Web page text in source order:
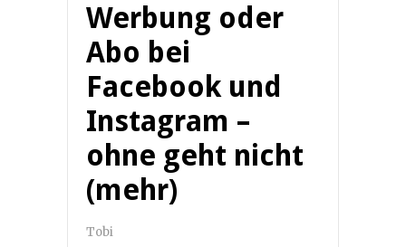
Werbung oder
Abo bei
Facebook und
Instagram –
ohne geht nicht
(mehr)
Tobi